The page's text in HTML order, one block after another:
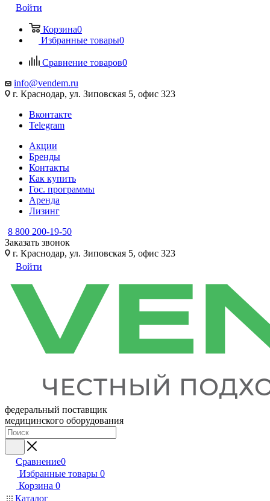
Войти
Корзина0
Избранные товары0
Сравнение товаров0
info@vendem.ru
г. Краснодар, ул. Зиповская 5, офис 323
Вконтакте
Telegram
Акции
Бренды
Контакты
Как купить
Гос. программы
Аренда
Лизинг
8 800 200-19-50
Заказать звонок
г. Краснодар, ул. Зиповская 5, офис 323
Войти
федеральный поставщик
медицинского оборудования
Сравнение0
Избранные товары 0
Корзина 0
Каталог